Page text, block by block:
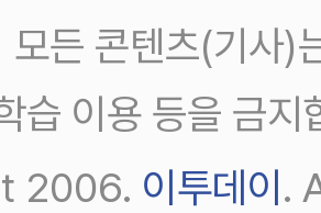
모든 콘텐츠(기사)
습 이용 등을 금지
2006. 이투데이.